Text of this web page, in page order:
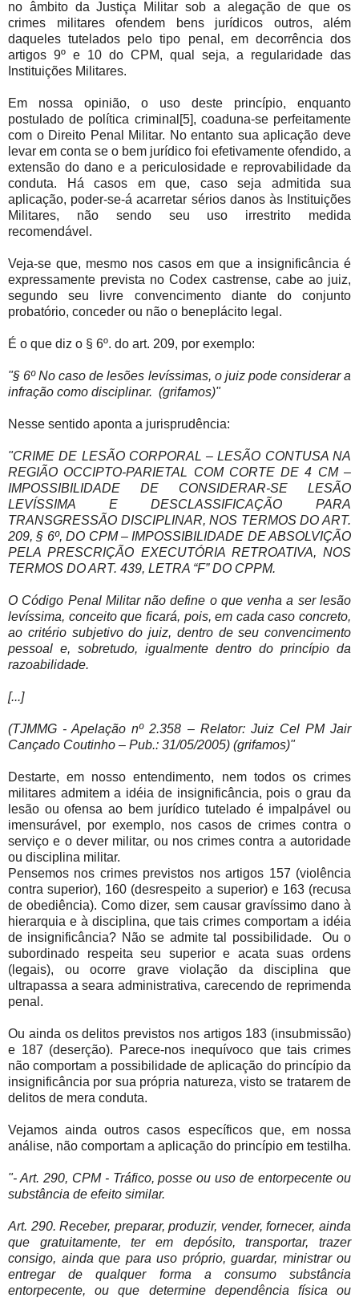
no âmbito da Justiça Militar sob a alegação de que os
crimes militares ofendem bens jurídicos outros, além
daqueles tutelados pelo tipo penal, em decorrência dos
artigos 9º e 10 do CPM, qual seja, a regularidade das
Instituições Militares.
Em nossa opinião, o uso deste princípio, enquanto
postulado de política criminal[5], coaduna-se perfeitamente
com o Direito Penal Militar. No entanto sua aplicação deve
levar em conta se o bem jurídico foi efetivamente ofendido, a
extensão do dano e a periculosidade e reprovabilidade da
conduta. Há casos em que, caso seja admitida sua
aplicação, poder-se-á acarretar sérios danos às Instituições
Militares, não sendo seu uso irrestrito medida
recomendável.
Veja-se que, mesmo nos casos em que a insignificância é
expressamente prevista no Codex castrense, cabe ao juiz,
segundo seu livre convencimento diante do conjunto
probatório, conceder ou não o beneplácito legal.
É o que diz o § 6º. do art. 209, por exemplo:
"§ 6º No caso de lesões levíssimas, o juiz pode considerar a
infração como disciplinar. (grifamos)"
Nesse sentido aponta a jurisprudência:
"CRIME DE LESÃO CORPORAL – LESÃO CONTUSA NA
REGIÃO OCCIPTO-PARIETAL COM CORTE DE 4 CM –
IMPOSSIBILIDADE DE CONSIDERAR-SE LESÃO
LEVÍSSIMA E DESCLASSIFICAÇÃO PARA
TRANSGRESSÃO DISCIPLINAR, NOS TERMOS DO ART.
209, § 6º, DO CPM – IMPOSSIBILIDADE DE ABSOLVIÇÃO
PELA PRESCRIÇÃO EXECUTÓRIA RETROATIVA, NOS
TERMOS DO ART. 439, LETRA “F” DO CPPM.
O Código Penal Militar não define o que venha a ser lesão
levíssima, conceito que ficará, pois, em cada caso concreto,
ao critério subjetivo do juiz, dentro de seu convencimento
pessoal e, sobretudo, igualmente dentro do princípio da
razoabilidade.
[...]
(TJMMG - Apelação nº 2.358 – Relator: Juiz Cel PM Jair
Cançado Coutinho – Pub.: 31/05/2005) (grifamos)"
Destarte, em nosso entendimento, nem todos os crimes
militares admitem a idéia de insignificância, pois o grau da
lesão ou ofensa ao bem jurídico tutelado é impalpável ou
imensurável, por exemplo, nos casos de crimes contra o
serviço e o dever militar, ou nos crimes contra a autoridade
ou disciplina militar.
Pensemos nos crimes previstos nos artigos 157 (violência
contra superior), 160 (desrespeito a superior) e 163 (recusa
de obediência). Como dizer, sem causar gravíssimo dano à
hierarquia e à disciplina, que tais crimes comportam a idéia
de insignificância? Não se admite tal possibilidade. Ou o
subordinado respeita seu superior e acata suas ordens
(legais), ou ocorre grave violação da disciplina que
ultrapassa a seara administrativa, carecendo de reprimenda
penal.
Ou ainda os delitos previstos nos artigos 183 (insubmissão)
e 187 (deserção). Parece-nos inequívoco que tais crimes
não comportam a possibilidade de aplicação do princípio da
insignificância por sua própria natureza, visto se tratarem de
delitos de mera conduta.
Vejamos ainda outros casos específicos que, em nossa
análise, não comportam a aplicação do princípio em testilha.
"- Art. 290, CPM - Tráfico, posse ou uso de entorpecente ou
substância de efeito similar.
Art. 290. Receber, preparar, produzir, vender, fornecer, ainda
que gratuitamente, ter em depósito, transportar, trazer
consigo, ainda que para uso próprio, guardar, ministrar ou
entregar de qualquer forma a consumo substância
entorpecente, ou que determine dependência física ou